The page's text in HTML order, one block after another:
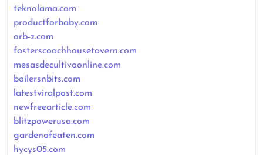
teknolama.com
productforbaby.com
orb-z.com
fosterscoachhousetavern.com
mesasdecultivoonline.com
boilersnbits.com
latestviralpost.com
newfreearticle.com
blitzpowerusa.com
gardenofeaten.com
hycys05.com